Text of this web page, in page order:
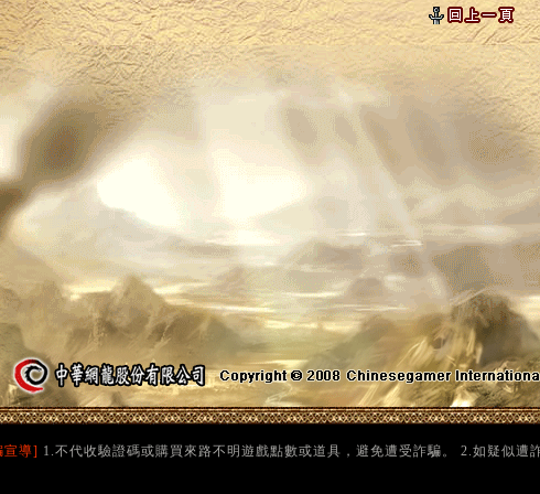
宣導] 1.不代收驗證碼或購買來路不明遊戲點數或道具，避免遭受詐騙。 2.如疑似遭